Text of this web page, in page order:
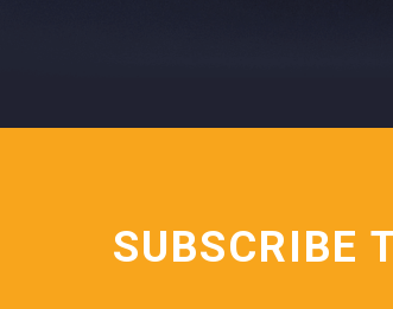
SUBSCRIBE